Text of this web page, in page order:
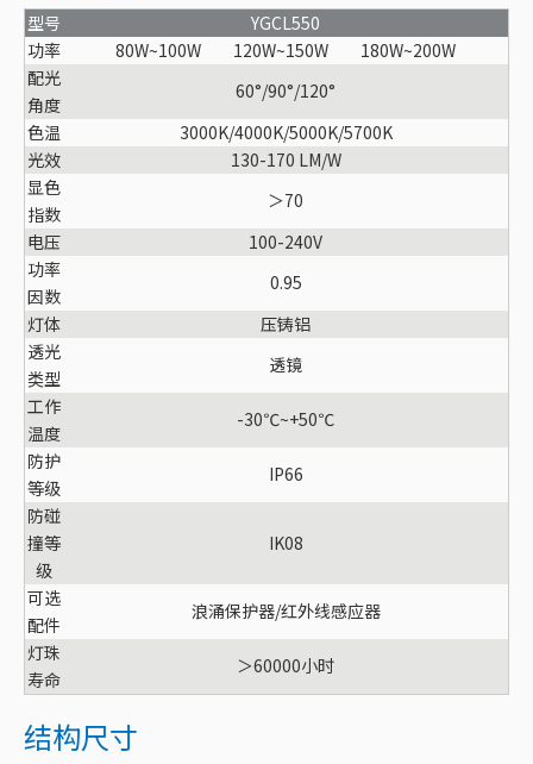
型号
YGCL550
功率
80W~100W 120W~150W 180W~200W
配光
角度
60°/90°/120°
色温
3000K/4000K/5000K/5700K
光效
130-170 LM/W
显色
指数
＞70
电压
100-240V
功率
因数
0.95
灯体
压铸铝
透光
类型
透镜
工作
温度
-30℃~+50℃
防护
等级
IP66
防碰
撞等
级
IK08
可选
配件
浪涌保护器/红外线感应器
灯珠
寿命
＞60000小时
结构尺寸